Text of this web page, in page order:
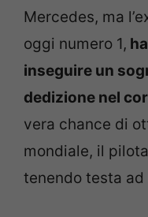
Mercedes, ma
oggi numero 1,
inseguire un
dedizione nel
vera chance di
mondiale, il
tenendo testa